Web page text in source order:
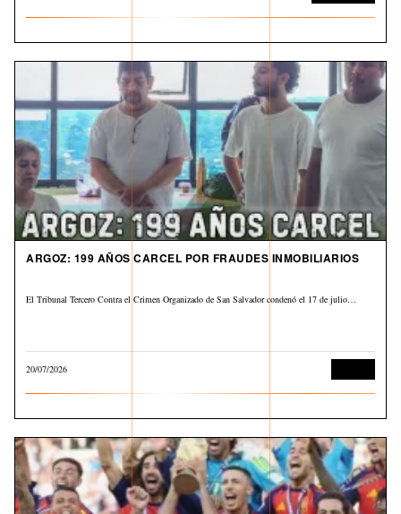
ARGOZ: 199 AÑOS CARCEL POR FRAUDES INMOBILIARIOS
El Tribunal Tercero Contra el Crimen Organizado de San Salvador condenó el 17 de julio…
20/07/2026